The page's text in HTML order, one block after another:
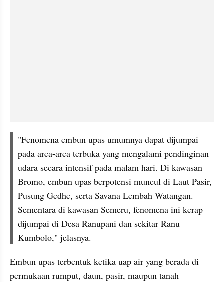
"Fenomena embun upas umumnya dapat dijumpai
pada area-area terbuka yang mengalami pendinginan
udara secara intensif pada malam hari. Di kawasan
Bromo, embun upas berpotensi muncul di Laut Pasir,
Pusung Gedhe, serta Savana Lembah Watangan.
Sementara di kawasan Semeru, fenomena ini kerap
dijumpai di Desa Ranupani dan sekitar Ranu
Kumbolo," jelasnya.
Embun upas terbentuk ketika uap air yang berada di
permukaan rumput, daun, pasir, maupun tanah